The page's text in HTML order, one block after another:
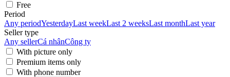
Free
Period
Any periodYesterdayLast weekLast 2 weeksLast monthLast year
Seller type
Any sellerCá nhânCông ty
With picture only
Premium items only
With phone number